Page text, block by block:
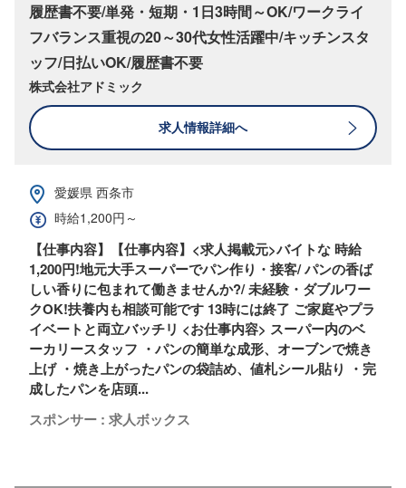
履歴書不要/単発・短期・1日3時間～OK/ワークライ
フバランス重視の20～30代女性活躍中/キッチンスタ
ッフ/日払いOK/履歴書不要
株式会社アドミック
求人情報詳細へ
愛媛県 西条市
時給1,200円～
【仕事内容】【仕事内容】<求人掲載元>バイトな 時給
1,200円!地元大手スーパーでパン作り・接客/ パンの香ば
しい香りに包まれて働きませんか?/ 未経験・ダブルワー
クOK!扶養内も相談可能です 13時には終了 ご家庭やプラ
イベートと両立バッチリ <お仕事内容> スーパー内のベ
ーカリースタッフ ・パンの簡単な成形、オーブンで焼き
上げ ・焼き上がったパンの袋詰め、値札シール貼り ・完
成したパンを店頭...
スポンサー : 求人ボックス